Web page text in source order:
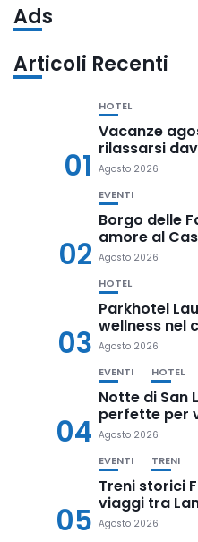
Ads
Articoli Recenti
01
HOTEL
Vacanze
rilassarsi
Agosto 2026
02
EVENTI
Borgo delle
amore al
Agosto 2026
03
HOTEL
Parkhotel
wellness nel
Agosto 2026
04
EVENTI HOTEL
Notte di San
perfette per
Agosto 2026
05
EVENTI TRENI
Treni storici
viaggi tra
Agosto 2026